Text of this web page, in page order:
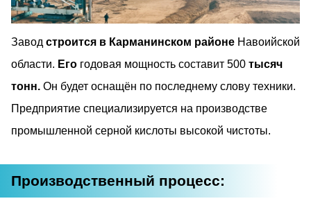
Завод строится в Карманинском районе Навоийской
области. Его годовая мощность составит 500 тысяч
тонн. Он будет оснащён по последнему слову техники.
Предприятие специализируется на производстве
промышленной серной кислоты высокой чистоты.
Производственный процесс: